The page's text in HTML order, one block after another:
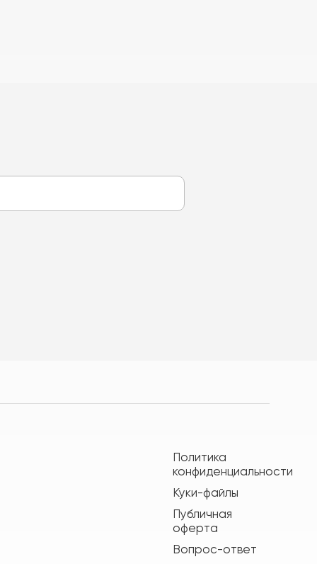
Политика
конфиденциальности
Куки-файлы
Публичная
оферта
Вопрос-ответ